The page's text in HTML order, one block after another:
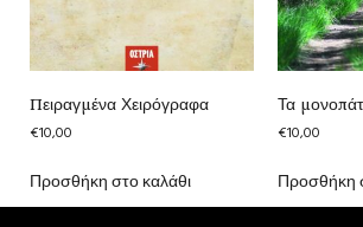
Πειραγμένα Χειρόγραφα
€10,00
Προσθήκη στο καλάθι
Τα
€10,00
Προσθήκη